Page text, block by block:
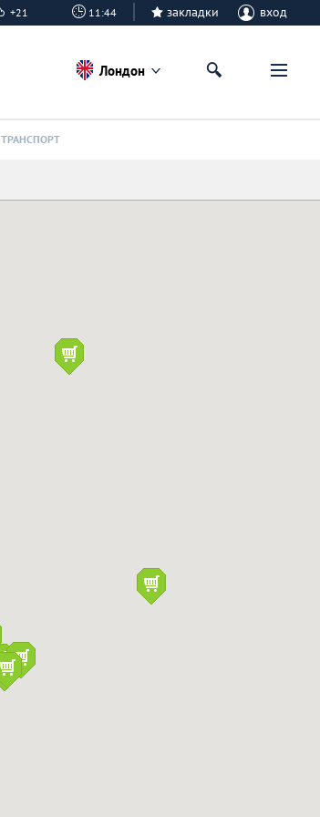
+21 11:44 закладки вход
Лондон
ТРАНСПОРТ